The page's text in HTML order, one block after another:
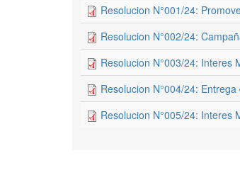
Resolucion N°001/24:
Resolucion N°002/24:
Resolucion N°003/24: Interes
Resolucion N°004/24:
Resolucion N°005/24: Interes